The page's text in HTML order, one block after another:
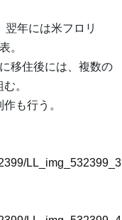
年には米フロリ
。
移住後には、複数の
。
も行う。